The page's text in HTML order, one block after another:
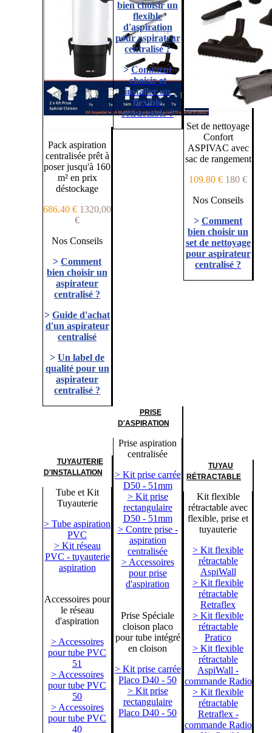
Pack aspiration
centralisée prêt à
poser jusqu'à 160
m² en prix
déstockage
686.40 € 1320,00
€
Nos Conseils
> Comment
bien choisir un
aspirateur
centralisé ?
> Guide d'achat
d'un aspirateur
centralisé
> Un label de
qualité pour un
aspirateur
centralisé ?
bien choisir un
flexible
d'aspiration
pour aspirateur
centralisé ?
>Comment
choisir et
installer un
flexible
rétractable ?
Set de nettoyage
Confort
ASPIVAC avec
sac de rangement
109.80 € 180 €
Nos Conseils
> Comment
bien choisir un
set de nettoyage
pour aspirateur
centralisé ?
TUYAUTERIE
D'INSTALLATION
Tube et Kit
Tuyauterie
> Tube aspiration
PVC
> Kit réseau
PVC - tuyauterie
aspiration
Accessoires pour
le réseau
d'aspiration
> Accessoires
pour tube PVC
51
> Accessoires
pour tube PVC
50
> Accessoires
pour tube PVC
40
PRISE
D'ASPIRATION
Prise aspiration
centralisée
> Kit prise carrée
D50 - 51mm
> Kit prise
rectangulaire
D50 - 51mm
> Contre prise -
aspiration
centralisée
> Accessoires
pour prise
d'aspiration
Prise Spéciale
cloison placo
pour tube intégré
en cloison
> Kit prise carrée
Placo D40 - 50
> Kit prise
rectangulaire
Placo D40 - 50
TUYAU
RÉTRACTABLE
Kit flexible
rétractable avec
flexible, prise et
tuyauterie
> Kit flexible
rétractable
AspiWall
> Kit flexible
rétractable
Retraflex
> Kit flexible
rétractable
Pratico
> Kit flexible
rétractable
AspiWall -
commande Radio
> Kit flexible
rétractable
Retraflex -
commande Radio